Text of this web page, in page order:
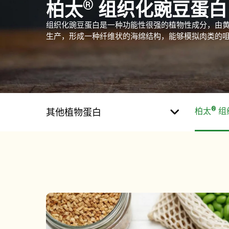
柏太® 组织化豌豆蛋白
组织化豌豆蛋白是一种功能性很强的植物性成分，由
生产，形成一种纤维状的海绵结构，能够模拟肉类的
其他植物蛋白 柏太® 组